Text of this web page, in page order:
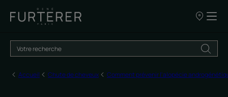
Nos
vente
Accueil Chute de cheveux Comment prévenir l'alopécie